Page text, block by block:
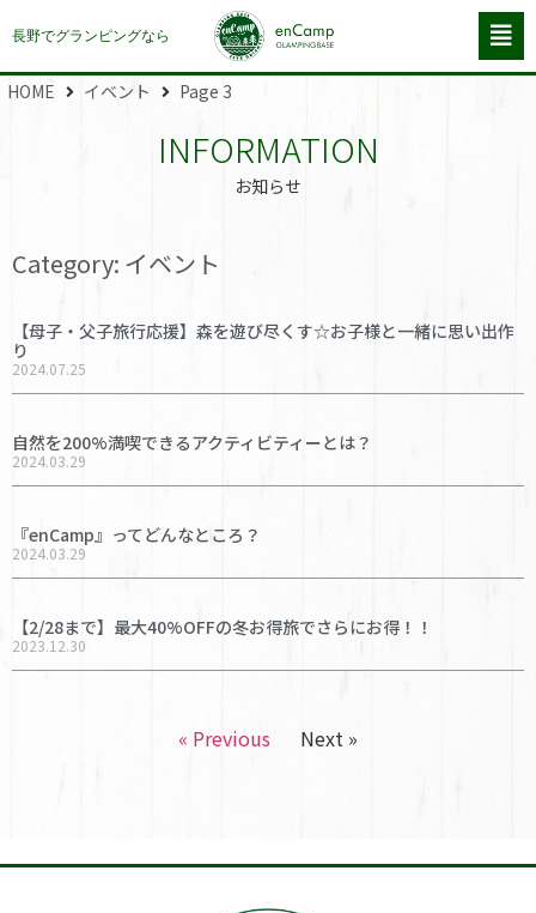
長野でグランピングなら
HOME イベント Page 3
INFORMATION
お知らせ
Category: イベント
【母子・父子旅行応援】森を遊び尽くす☆お子様と一緒に思い出作
り
2024.07.25
自然を200%満喫できるアクティビティーとは？
2024.03.29
『enCamp』ってどんなところ？
2024.03.29
【2/28まで】最大40%OFFの冬お得旅でさらにお得！！
2023.12.30
« Previous Next »